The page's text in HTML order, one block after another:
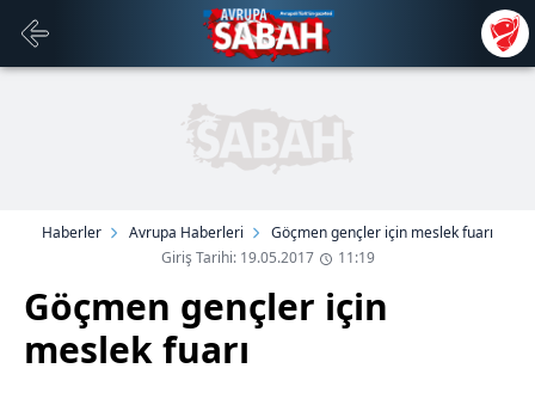
Haberler Avrupa Haberleri
Göçmen gençler için meslek fuarı
Giriş Tarihi: 19.05.2017
11:19
Göçmen gençler için
meslek fuarı